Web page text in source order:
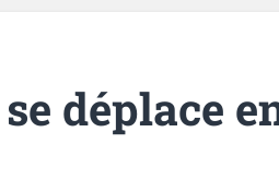
déplace